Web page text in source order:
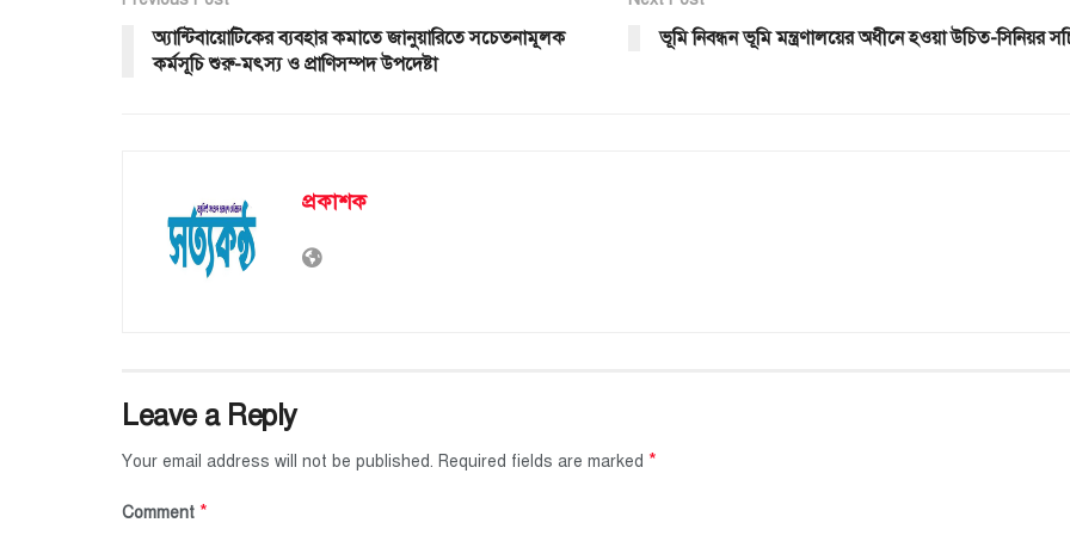
অ্যান্টিবায়োটিকের ব্যবহার কমাতে জানুয়ারিতে সচেতনামূলক
কর্মসূচি শুরু-মৎস্য ও প্রাণিসম্পদ উপদেষ্টা
ভূমি নিবন্ধন ভূমি মন্ত্রণালয়ের অধীনে হওয়া উচিত-সিনিয়র
প্রকাশক
Leave a Reply
Your email address will not be published. Required fields are marked *
Comment *